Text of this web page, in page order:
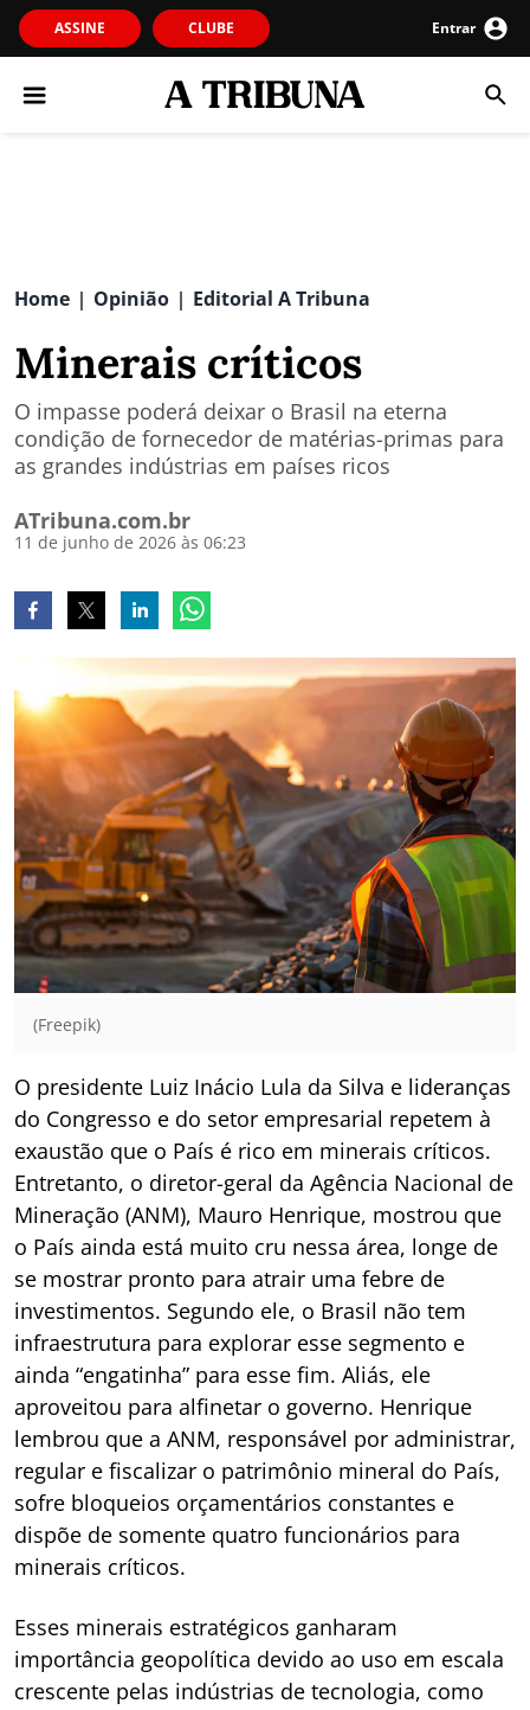
ASSINE CLUBE Entrar
Home | Opinião | Editorial A Tribuna
Minerais críticos
O impasse poderá deixar o Brasil na eterna
condição de fornecedor de matérias-primas para
as grandes indústrias em países ricos
ATribuna.com.br
11 de junho de 2026 às 06:23
(Freepik)
O presidente Luiz Inácio Lula da Silva e lideranças
do Congresso e do setor empresarial repetem à
exaustão que o País é rico em minerais críticos.
Entretanto, o diretor-geral da Agência Nacional de
Mineração (ANM), Mauro Henrique, mostrou que
o País ainda está muito cru nessa área, longe de
se mostrar pronto para atrair uma febre de
investimentos. Segundo ele, o Brasil não tem
infraestrutura para explorar esse segmento e
ainda “engatinha” para esse fim. Aliás, ele
aproveitou para alfinetar o governo. Henrique
lembrou que a ANM, responsável por administrar,
regular e fiscalizar o patrimônio mineral do País,
sofre bloqueios orçamentários constantes e
dispõe de somente quatro funcionários para
minerais críticos.
Esses minerais estratégicos ganharam
importância geopolítica devido ao uso em escala
crescente pelas indústrias de tecnologia, como